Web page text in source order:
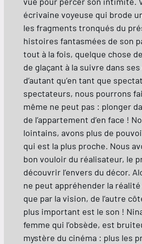
écrivaine voyeuse qui brode
les fragments tronqués du
histoires fantasmées de son
tout à la fois, quelque chose
de glaçant à la suivre dans
d’autant qu’en tant que
spectateurs, nous pourrons
même ne peut pas : plonger
de l’appartement d’en face !
lointains, avons plus de
qui est la plus proche. Nous
bon vouloir du réalisateur, le
découvrir l’envers du décor.
ne peut appréhender la
que par la vision, de l’autre
plus important est le son !
femme qui l’obsède, est
mystère du cinéma : plus les